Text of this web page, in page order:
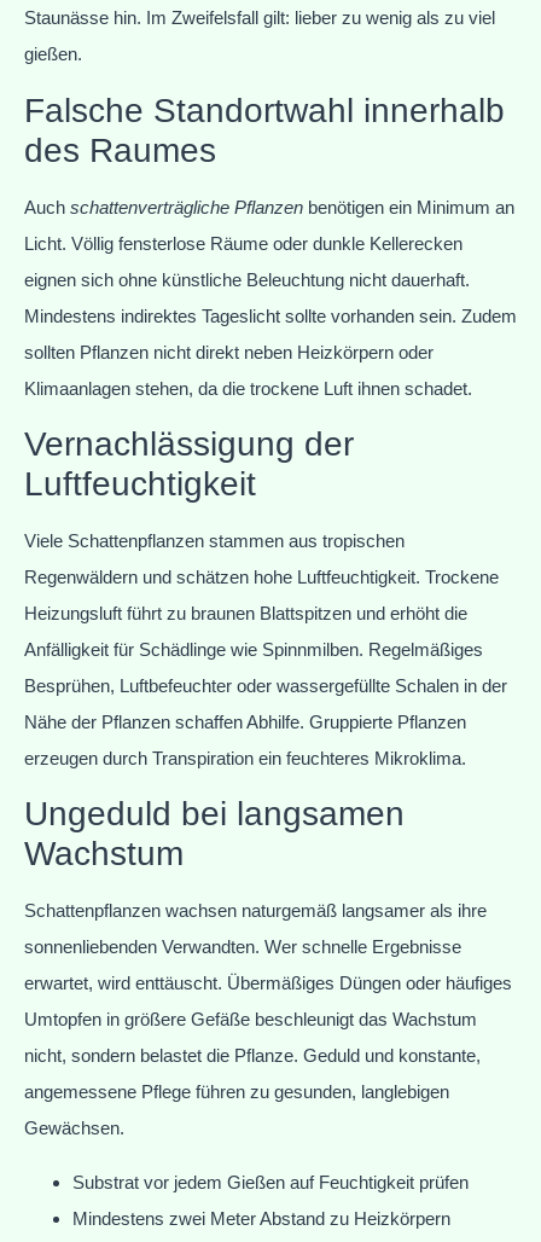
Staunässe hin. Im Zweifelsfall gilt: lieber zu wenig als zu viel
gießen.
Falsche Standortwahl innerhalb
des Raumes
Auch schattenverträgliche Pflanzen benötigen ein Minimum an
Licht. Völlig fensterlose Räume oder dunkle Kellerecken
eignen sich ohne künstliche Beleuchtung nicht dauerhaft.
Mindestens indirektes Tageslicht sollte vorhanden sein. Zudem
sollten Pflanzen nicht direkt neben Heizkörpern oder
Klimaanlagen stehen, da die trockene Luft ihnen schadet.
Vernachlässigung der
Luftfeuchtigkeit
Viele Schattenpflanzen stammen aus tropischen
Regenwäldern und schätzen hohe Luftfeuchtigkeit. Trockene
Heizungsluft führt zu braunen Blattspitzen und erhöht die
Anfälligkeit für Schädlinge wie Spinnmilben. Regelmäßiges
Besprühen, Luftbefeuchter oder wassergefüllte Schalen in der
Nähe der Pflanzen schaffen Abhilfe. Gruppierte Pflanzen
erzeugen durch Transpiration ein feuchteres Mikroklima.
Ungeduld bei langsamen
Wachstum
Schattenpflanzen wachsen naturgemäß langsamer als ihre
sonnenliebenden Verwandten. Wer schnelle Ergebnisse
erwartet, wird enttäuscht. Übermäßiges Düngen oder häufiges
Umtopfen in größere Gefäße beschleunigt das Wachstum
nicht, sondern belastet die Pflanze. Geduld und konstante,
angemessene Pflege führen zu gesunden, langlebigen
Gewächsen.
Substrat vor jedem Gießen auf Feuchtigkeit prüfen
Mindestens zwei Meter Abstand zu Heizkörpern